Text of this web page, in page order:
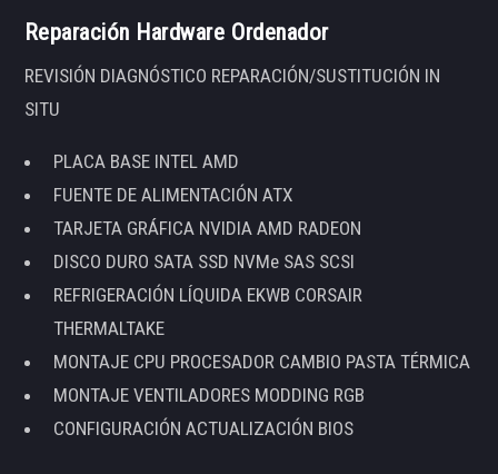
Reparación Hardware Ordenador
REVISIÓN DIAGNÓSTICO REPARACIÓN/SUSTITUCIÓN IN
SITU
PLACA BASE INTEL AMD
FUENTE DE ALIMENTACIÓN ATX
TARJETA GRÁFICA NVIDIA AMD RADEON
DISCO DURO SATA SSD NVMe SAS SCSI
REFRIGERACIÓN LÍQUIDA EKWB CORSAIR
THERMALTAKE
MONTAJE CPU PROCESADOR CAMBIO PASTA TÉRMICA
MONTAJE VENTILADORES MODDING RGB
CONFIGURACIÓN ACTUALIZACIÓN BIOS